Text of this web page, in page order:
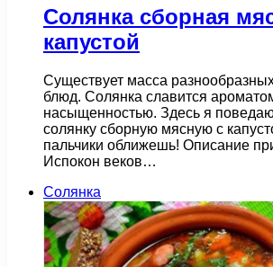
Солянка сборная
капустой
Существует масса
блюд. Солянка славится
насыщенностью. Здесь я
солянку сборную мясную с
пальчики оближешь! Описание
Испокон веков…
Солянка